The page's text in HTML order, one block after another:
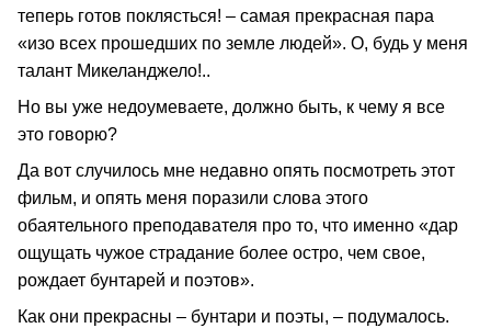
теперь готов поклясться! – самая прекрасная пара
«изо всех прошедших по земле людей». О, будь у меня
талант Микеланджело!..
Но вы уже недоумеваете, должно быть, к чему я все
это говорю?
Да вот случилось мне недавно опять посмотреть этот
фильм, и опять меня поразили слова этого
обаятельного преподавателя про то, что именно «дар
ощущать чужое страдание более остро, чем свое,
рождает бунтарей и поэтов».
Как они прекрасны – бунтари и поэты, – подумалось.